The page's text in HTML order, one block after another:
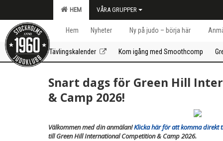
HEM VÅRA GRUPPER
Hem Nyheter Ny på judo – börja här
Tävlingskalender Kom igång med Smoothcomp
Snart dags för Green Hill
& Camp 2026!
Välkommen med din anmälan!Klicka här för att komma direkt
till Green Hill International Competition & Camp 2026.